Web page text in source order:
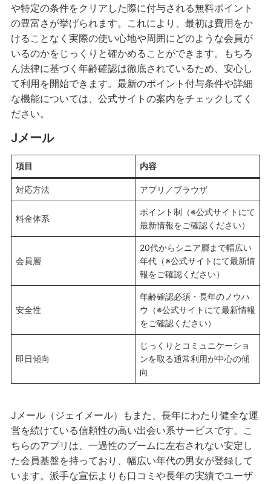
や特定の条件をクリアした際に付与される無料ポイント
の豊富さが挙げられます。これにより、最初は費用をか
けることなく実際の使い心地や周囲にどのような会員が
いるのかをじっくりと確かめることができます。もちろ
ん法律に基づく年齢確認は徹底されているため、安心し
て利用を開始できます。最新のポイント付与条件や詳細
な機能については、公式サイトの案内をチェックしてく
ださい。
Jメール
項目 内容
対応方法 アプリ／ブラウザ
料金体系
ポイント制（※公式サイトにて
最新情報をご確認ください）
会員層
20代からシニア層まで幅広い
年代（※公式サイトにて最新情
報をご確認ください）
安全性
年齢確認必須・長年のノウハ
ウ（※公式サイトにて最新情報
をご確認ください）
即日傾向
じっくりとコミュニケーショ
ンを取る通常利用が中心の傾
向
Jメール（ジェイメール）もまた、長年にわたり健全な運
営を続けている信頼性の高い出会い系サービスです。こ
ちらのアプリは、一過性のブームに左右されない安定し
た会員基盤を持っており、幅広い年代の男女が登録して
います。派手な宣伝よりも口コミや長年の実績でユーザ